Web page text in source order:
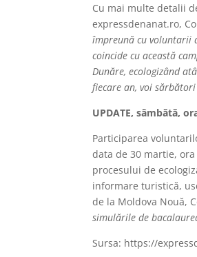
Cu mai multe detalii
expressdenanat.ro,
împreună cu voluntarii
coincide cu această
Dunăre, ecologizând
fiecare an, voi
UPDATE, sâmbătă,
Participarea
data de 30 martie,
procesului de
informare turistică,
de la Moldova Nouă,
simulările de
Sursa: https://